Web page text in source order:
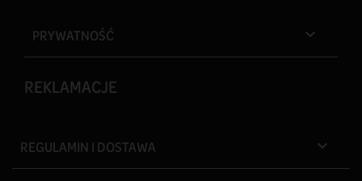
PRYWATNOŚĆ 
REKLAMACJE
REGULAMIN I DOSTAWA 